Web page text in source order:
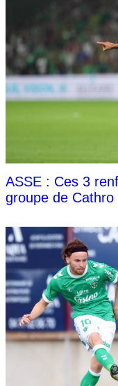
ASSE : Ces 3
groupe de Cathro